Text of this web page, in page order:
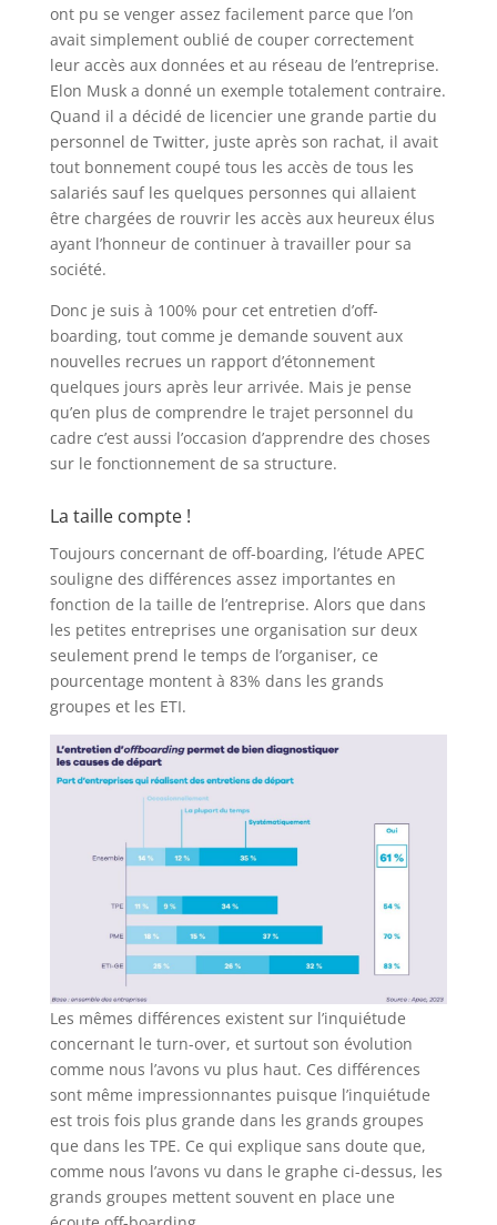
ont pu se venger assez facilement parce que l’on
avait simplement oublié de couper correctement
leur accès aux données et au réseau de l’entreprise.
Elon Musk a donné un exemple totalement contraire.
Quand il a décidé de licencier une grande partie du
personnel de Twitter, juste après son rachat, il avait
tout bonnement coupé tous les accès de tous les
salariés sauf les quelques personnes qui allaient
être chargées de rouvrir les accès aux heureux élus
ayant l’honneur de continuer à travailler pour sa
société.
Donc je suis à 100% pour cet entretien d’off-
boarding, tout comme je demande souvent aux
nouvelles recrues un rapport d’étonnement
quelques jours après leur arrivée. Mais je pense
qu’en plus de comprendre le trajet personnel du
cadre c’est aussi l’occasion d’apprendre des choses
sur le fonctionnement de sa structure.
La taille compte !
Toujours concernant de off-boarding, l’étude APEC
souligne des différences assez importantes en
fonction de la taille de l’entreprise. Alors que dans
les petites entreprises une organisation sur deux
seulement prend le temps de l’organiser, ce
pourcentage montent à 83% dans les grands
groupes et les ETI.
Les mêmes différences existent sur l’inquiétude
concernant le turn-over, et surtout son évolution
comme nous l’avons vu plus haut. Ces différences
sont même impressionnantes puisque l’inquiétude
est trois fois plus grande dans les grands groupes
que dans les TPE. Ce qui explique sans doute que,
comme nous l’avons vu dans le graphe ci-dessus, les
grands groupes mettent souvent en place une